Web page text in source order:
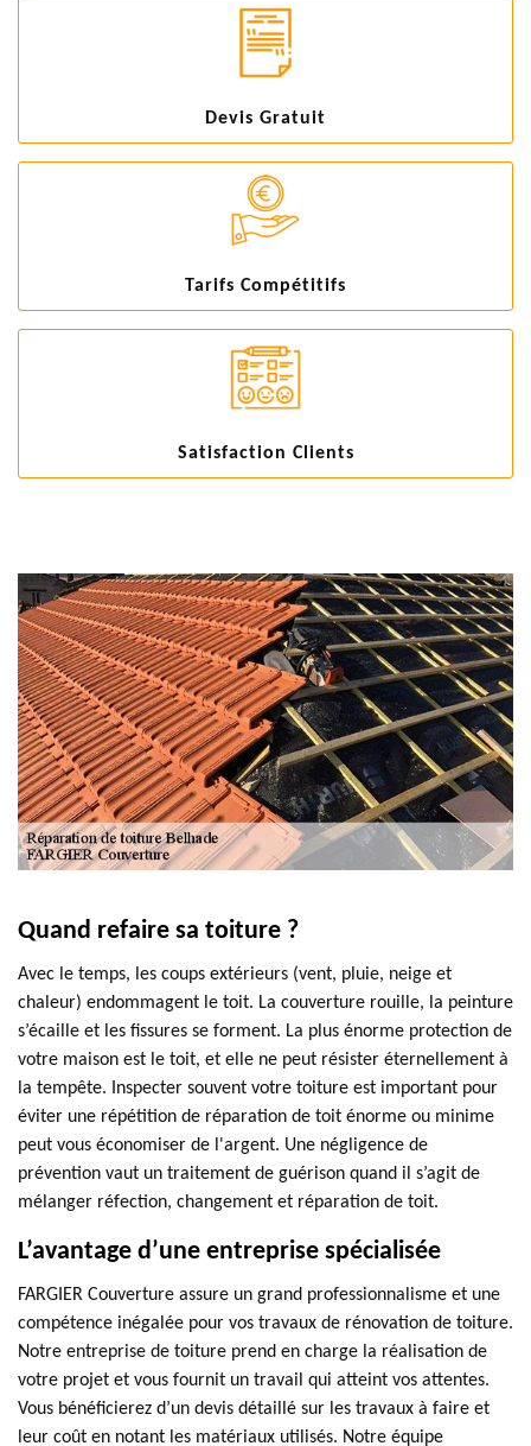
Devis Gratuit
Tarifs Compétitifs
Satisfaction Clients
Quand refaire sa toiture ?
Avec le temps, les coups extérieurs (vent, pluie, neige et
chaleur) endommagent le toit. La couverture rouille, la peinture
s’écaille et les fissures se forment. La plus énorme protection de
votre maison est le toit, et elle ne peut résister éternellement à
la tempête. Inspecter souvent votre toiture est important pour
éviter une répétition de réparation de toit énorme ou minime
peut vous économiser de l'argent. Une négligence de
prévention vaut un traitement de guérison quand il s’agit de
mélanger réfection, changement et réparation de toit.
L’avantage d’une entreprise spécialisée
FARGIER Couverture assure un grand professionnalisme et une
compétence inégalée pour vos travaux de rénovation de toiture.
Notre entreprise de toiture prend en charge la réalisation de
votre projet et vous fournit un travail qui atteint vos attentes.
Vous bénéficierez d’un devis détaillé sur les travaux à faire et
leur coût en notant les matériaux utilisés. Notre équipe